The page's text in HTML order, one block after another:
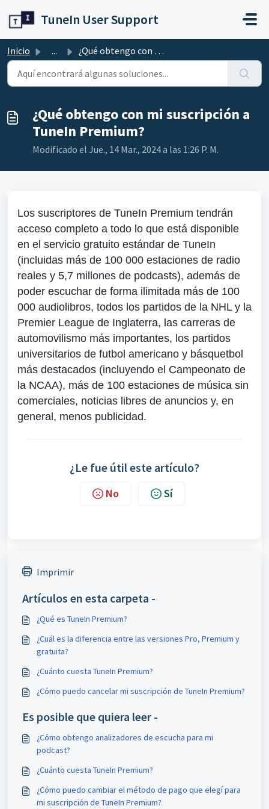
TuneIn User Support
Inicio ... ¿Qué obtengo con mi suscripción a TuneIn Premium?
¿Qué obtengo con mi suscripción a
TuneIn Premium?
Modificado el Jue., 14 Mar., 2024 a las 1:26 P. M.
Los suscriptores de TuneIn Premium tendrán
acceso completo a todo lo que está disponible
en el servicio gratuito estándar de TuneIn
(incluidas más de 100 000 estaciones de radio
reales y 5,7 millones de podcasts), además de
poder escuchar de forma ilimitada más de 100
000 audiolibros, todos los partidos de la NHL y la
Premier League de Inglaterra, las carreras de
automovilismo más importantes, los partidos
universitarios de futbol americano y básquetbol
más destacados (incluyendo el Campeonato de
la NCAA), más de 100 estaciones de música sin
comerciales, noticias libres de anuncios y, en
general, menos publicidad.
¿Le fue útil este artículo?
No Sí
Imprimir
Artículos en esta carpeta -
¿Qué es TuneIn Premium?
¿Cuál es la diferencia entre las versiones Pro, Premium y
gratuita?
¿Cuánto cuesta TuneIn Premium?
¿Cómo puedo cancelar mi suscripción de TuneIn Premium?
Es posible que quiera leer -
¿Cómo obtengo analizadores de escucha para mi
podcast?
¿Cuánto cuesta TuneIn Premium?
¿Cómo puedo cambiar el método de pago que elegí para
mi suscripción de TuneIn Premium?